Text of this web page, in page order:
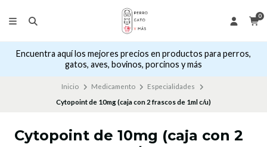
0
Encuentra aquí los mejores precios en productos para perros,
gatos, aves, bovinos, porcinos y más
Inicio Medicamento
Especialidades
Cytopoint de 10mg (caja con 2 frascos de 1ml c/u)
Cytopoint de 10mg (caja con 2